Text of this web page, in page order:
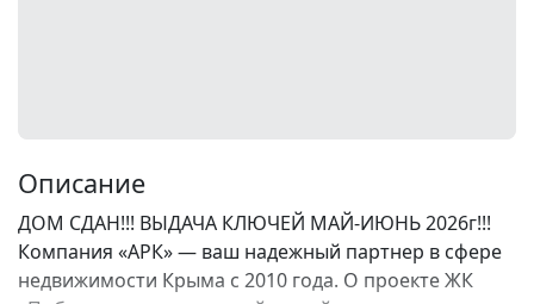
Описание
ДОМ СДАН!!! ВЫДАЧА КЛЮЧЕЙ МАЙ-ИЮНЬ 2026г!!!
Компания «АРК» — ваш надежный партнер в сфере
недвижимости Крыма с 2010 года. О проекте ЖК